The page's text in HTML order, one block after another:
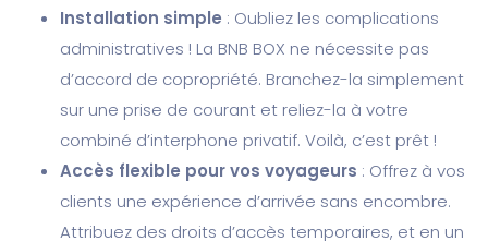
Installation simple : Oubliez les complications
administratives ! La BNB BOX ne nécessite pas
d’accord de copropriété. Branchez-la simplement
sur une prise de courant et reliez-la à votre
combiné d’interphone privatif. Voilà, c’est prêt !
Accès flexible pour vos voyageurs : Offrez à vos
clients une expérience d’arrivée sans encombre.
Attribuez des droits d’accès temporaires, et en un